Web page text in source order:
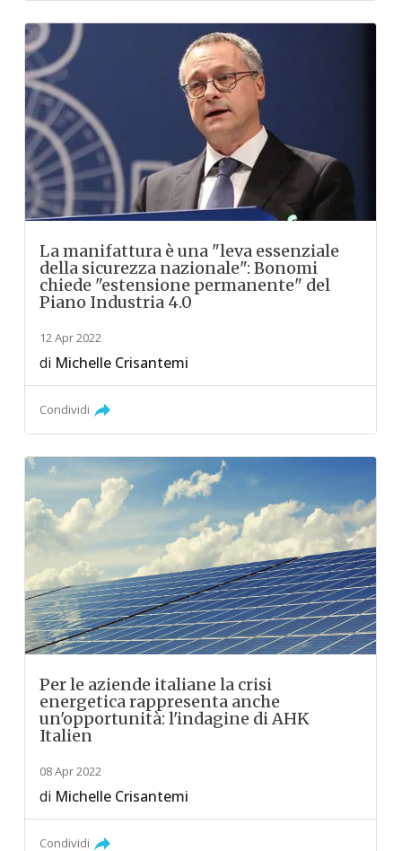
La manifattura è una "leva essenziale
della sicurezza nazionale": Bonomi
chiede "estensione permanente" del
Piano Industria 4.0
12 Apr 2022
di Michelle Crisantemi
Condividi
Per le aziende italiane la crisi
energetica rappresenta anche
un'opportunità: l'indagine di AHK
Italien
08 Apr 2022
di Michelle Crisantemi
Condividi